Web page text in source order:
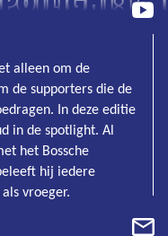
alleen om de
de supporters die de
In deze editie
in de spotlight. Al
het Bossche
hij iedere
vroeger.